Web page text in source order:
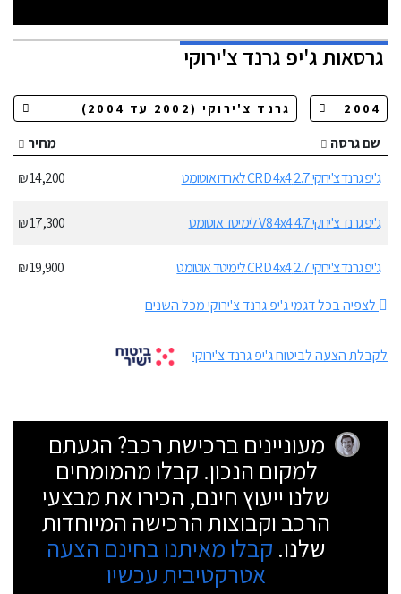
גרסאותג'יפ גרנד צ'ירוקי
שם גרסה
מחיר
ג'יפ גרנד צ'ירוקי 2.7 CRD 4x4 לארדו אוטומט
14,200 ₪
ג'יפ גרנד צ'ירוקי 4.7 V8 4x4 לימיטד אוטומט 17,300 ₪
ג'יפ גרנד צ'ירוקי 2.7 CRD 4x4 לימיטד אוטומט
19,900 ₪
לצפיה בכל דגמי ג'יפ גרנד צ'ירוקי מכל השנים
לקבלת הצעה לביטוח ג'יפ גרנד צ'ירוקי
מעוניינים ברכישת רכב? הגעתם
למקום הנכון. קבלו מהמומחים
שלנו ייעוץ חינם, הכירו את מבצעי
הרכב וקבוצות הרכישה המיוחדות
שלנו. קבלו מאיתנו בחינם הצעה
אטרקטיבית עכשיו